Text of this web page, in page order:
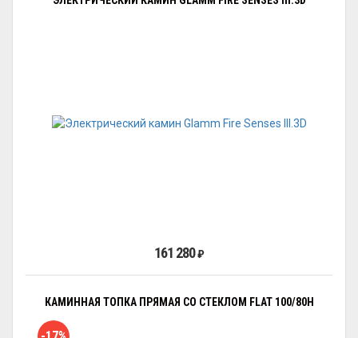
161 280₽
КАМИННАЯ ТОПКА ПРЯМАЯ СО СТЕКЛОМ FLAT 100/80H